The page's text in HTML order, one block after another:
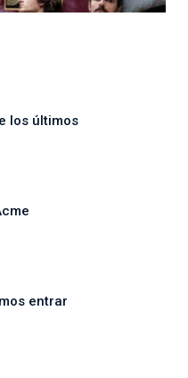
los últimos
entrar